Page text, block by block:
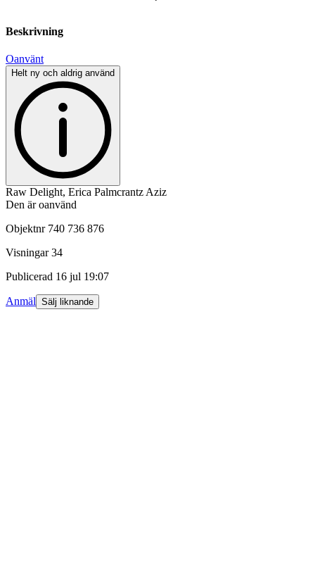
Beskrivning
Oanvänt
Helt ny och aldrig använd
Raw Delight, Erica Palmcrantz Aziz
Den är oanvänd
Objektnr 740 736 876
Visningar 34
Publicerad 16 jul 19:07
Anmäl Sälj liknande